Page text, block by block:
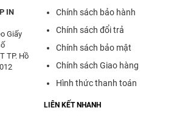
IN
Giấy
TP. Hồ
Chính sách bảo hành
Chính sách đổi trả
Chính sách bảo mật
Chính sách Giao hàng
Hình thức thanh toán
LIÊN KẾT NHANH